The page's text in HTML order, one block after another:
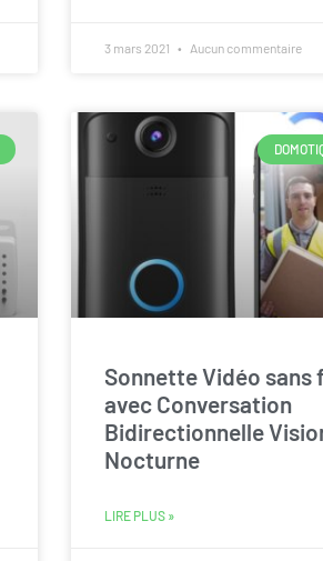
3 mars 2021 Aucun commentaire
Sonnette Vidéo sans
avec Conversation
Bidirectionnelle
Nocturne
LIRE PLUS »